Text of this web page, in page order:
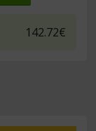
142.72€